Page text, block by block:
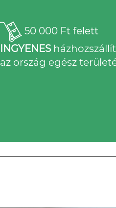
50 000 Ft felett
INGYENES
az ország egész